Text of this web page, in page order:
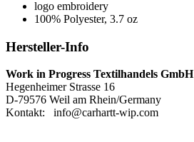
logo embroidery
100% Polyester, 3.7 oz
Hersteller-Info
Work in Progress Textilhandels GmbH
Hegenheimer Strasse 16
D-79576 Weil am Rhein/Germany
Kontakt: info@carhartt-wip.com